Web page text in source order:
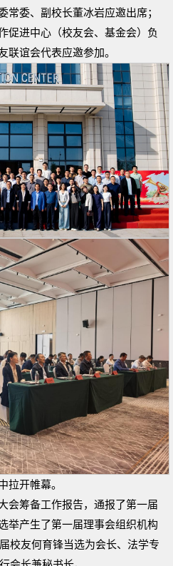
常委、副校长董冰岩应邀出席；
促进中心（校友会、基金会）负
联谊会代表应邀参加。
拉开帷幕。
会筹备工作报告，通报了第一届
举产生了第一届理事会组织机构
校友何育锋当选为会长、法学专